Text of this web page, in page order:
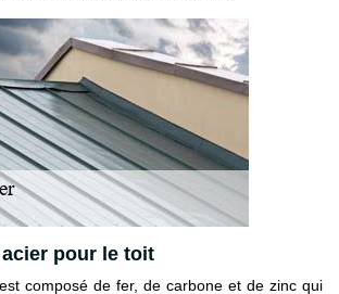
pour le toit
composé de fer, de carbone et de zinc qui